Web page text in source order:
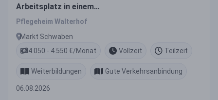
Arbeitsplatz in einem
eingespielten Team!
Pflegeheim Walterhof
Markt Schwaben
4.050 - 4.550 €/Monat
Vollzeit Teilzeit
Weiterbildungen Gute Verkehrsanbindung
06.08.2026